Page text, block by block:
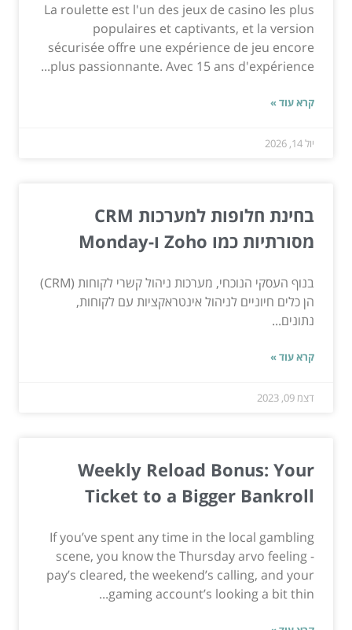
La roulette est l'un des jeux de casino les plus
populaires et captivants, et la version
sécurisée offre une expérience de jeu encore
plus passionnante. Avec 15 ans d'expérience...
קרא עוד »
יול 14, 2026
בחינת חלופות למערכות CRM
מסורתיות כמו Zoho ו-Monday
בנוף העסקי הנוכחי, מערכות ניהול קשרי לקוחות (CRM)
הן כלים חיוניים לניהול אינטראקציות עם לקוחות,
נתונים...
קרא עוד »
דצמ 09, 2023
Weekly Reload Bonus: Your
Ticket to a Bigger Bankroll
If you’ve spent any time in the local gambling
scene, you know the Thursday arvo feeling -
pay’s cleared, the weekend’s calling, and your
gaming account’s looking a bit thin...